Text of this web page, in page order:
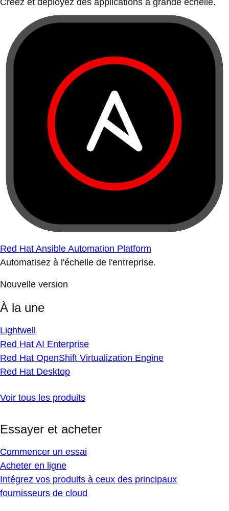
Créez et déployez des applications à grande échelle.
Red Hat Ansible Automation Platform
Automatisez à l'échelle de l'entreprise.
Nouvelle version
À la une
Lightwell
Red Hat AI Enterprise
Red Hat OpenShift Virtualization Engine
Red Hat Desktop
Voir tous les produits
Essayer et acheter
Commencer un essai
Acheter en ligne
Intégrez vos produits à ceux des principaux
fournisseurs de cloud